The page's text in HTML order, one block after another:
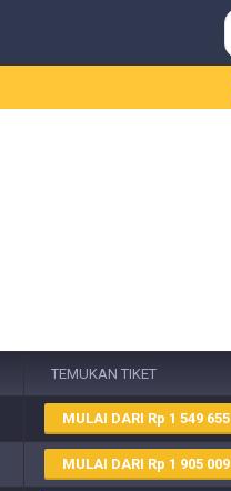
TEMUKAN TIKET
MULAI DARI 1 549 655
MULAI DARI 1 905 009